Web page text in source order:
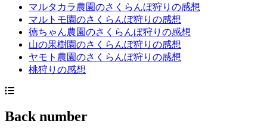
マルタカラ農園のさくらんぼ狩りの感想
マルトモ園のさくらんぼ狩りの感想
徳ちゃん農園のさくらんぼ狩りの感想
山の果樹園のさくらんぼ狩りの感想
ヤモト農園のさくらんぼ狩りの感想
桃狩りの感想
Back number